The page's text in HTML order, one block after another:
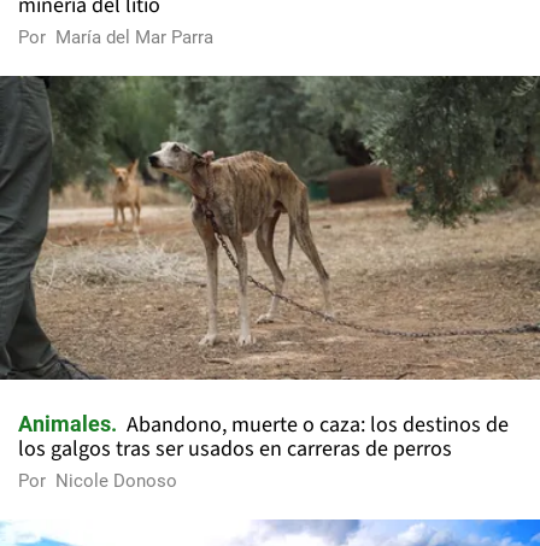
Por María del Mar Parra
Animales
Abandono, muerte o caza: los destinos de
los galgos tras ser usados en carreras de perros
Por Nicole Donoso